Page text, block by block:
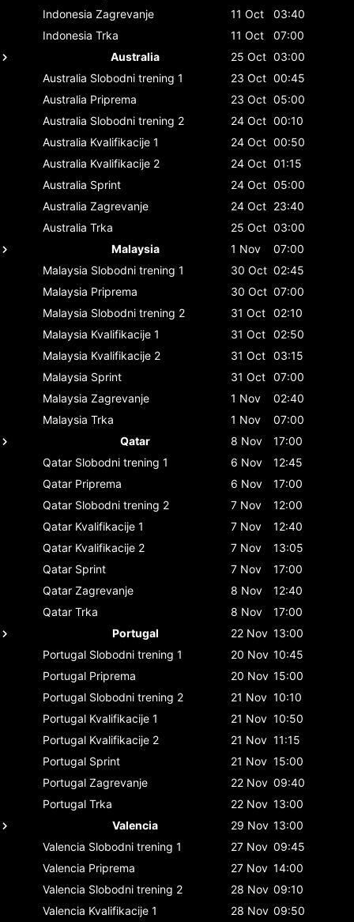
Indonesia Zagrevanje 11 Oct
03:40
Indonesia Trka 11 Oct
07:00
Australia
25 Oct 03:00
Australia Slobodni trening 1 23 Oct 00:45
Australia Priprema 23 Oct 05:00
Australia Slobodni trening 2 24 Oct 00:10
Australia Kvalifikacije 1 24 Oct 00:50
Australia Kvalifikacije 2 24 Oct 01:15
Australia Sprint 24 Oct 05:00
Australia Zagrevanje 24 Oct 23:40
Australia Trka 25 Oct 03:00
Malaysia
1 Nov
07:00
Malaysia Slobodni trening 1 30 Oct 02:45
Malaysia Priprema 30 Oct 07:00
Malaysia Slobodni trening 2 31 Oct 02:10
Malaysia Kvalifikacije 1 31 Oct 02:50
Malaysia Kvalifikacije 2 31 Oct 03:15
Malaysia Sprint 31 Oct 07:00
Malaysia Zagrevanje 1 Nov
02:40
Malaysia Trka 1 Nov
07:00
Qatar
8 Nov
17:00
Qatar Slobodni trening 1 6 Nov
12:45
Qatar Priprema 6 Nov
17:00
Qatar Slobodni trening 2 7 Nov
12:00
Qatar Kvalifikacije 1 7 Nov
12:40
Qatar Kvalifikacije 2 7 Nov
13:05
Qatar Sprint 7 Nov
17:00
Qatar Zagrevanje 8 Nov
12:40
Qatar Trka 8 Nov
17:00
Portugal
22 Nov 13:00
Portugal Slobodni trening 1 20 Nov 10:45
Portugal Priprema 20 Nov 15:00
Portugal Slobodni trening 2 21 Nov 10:10
Portugal Kvalifikacije 1 21 Nov 10:50
Portugal Kvalifikacije 2 21 Nov 11:15
Portugal Sprint 21 Nov 15:00
Portugal Zagrevanje 22 Nov 09:40
Portugal Trka 22 Nov 13:00
Valencia
29 Nov 13:00
Valencia Slobodni trening 1 27 Nov 09:45
Valencia Priprema 27 Nov 14:00
Valencia Slobodni trening 2 28 Nov 09:10
Valencia Kvalifikacije 1 28 Nov 09:50